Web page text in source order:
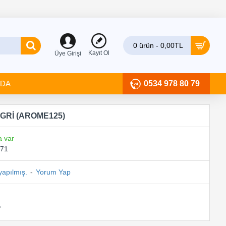
Üye Girişi Kayıt Ol
0 ürün - 0,00TL
0534 978 80 79
(AROME125)
var
- Yorum Yap